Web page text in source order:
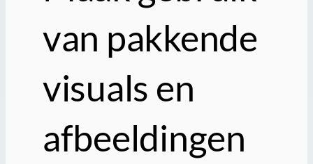
van pakkende
visuals en
afbeeldingen